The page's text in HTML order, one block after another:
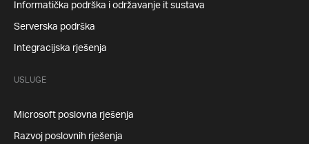
Informatička podrška i održavanje it sustava
Serverska podrška
Integracijska rješenja
USLUGE
Microsoft poslovna rješenja
Razvoj poslovnih rješenja